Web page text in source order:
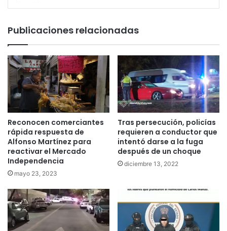
Publicaciones relacionadas
Reconocen comerciantes
rápida respuesta de
Alfonso Martínez para
reactivar el Mercado
Independencia
mayo 23, 2023
Tras persecución, policías
requieren a conductor que
intentó darse a la fuga
después de un choque
diciembre 13, 2022